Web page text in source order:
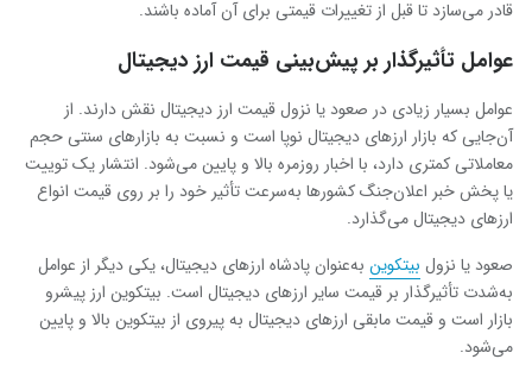
قادر می‌سازد تا قبل از تغییرات قیمتی برای آن آماده باشند.
عوامل تأثیرگذار بر پیش‌بینی قیمت ارز دیجیتال
عوامل بسیار زیادی در صعود یا نزول قیمت ارز دیجیتال نقش دارند. از
آن‌جایی که بازار ارزهای دیجیتال نوپا است و نسبت به بازارهای سنتی حجم
معاملاتی کمتری دارد، با اخبار روزمره بالا و پایین می‌شود. انتشار یک توییت
یا پخش خبر اعلان‌جنگ کشورها به‌سرعت تأثیر خود را بر روی قیمت انواع
ارزهای دیجیتال می‌گذارد.
صعود یا نزول بیتکوین به‌عنوان پادشاه ارزهای دیجیتال، یکی دیگر از عوامل
به‌شدت تأثیرگذار بر قیمت سایر ارزهای دیجیتال است. بیتکوین ارز پیشرو
بازار است و قیمت مابقی ارزهای دیجیتال به پیروی از بیتکوین بالا و پایین
می‌شود.